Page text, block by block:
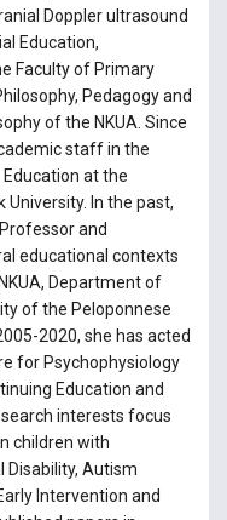
Doppler ultrasound
Education,
Faculty of Primary
Pedagogy and
of the NKUA. Since
staff in the
at the
In the past,
and
educational contexts
Department of
of the Peloponnese
2020, she has acted
for Psychophysiology
Education and
interests focus
children with
Disability, Autism
Intervention and